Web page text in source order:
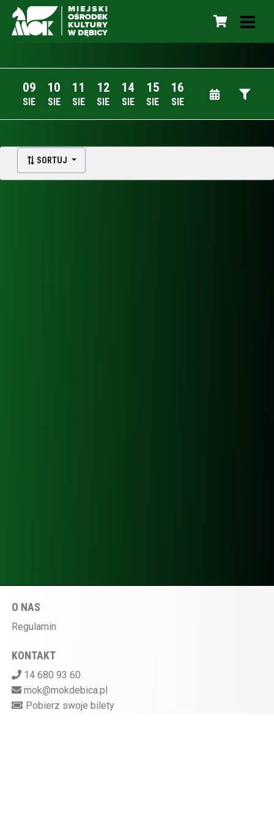
09
SIE
10
SIE
11
SIE
12
SIE
14
SIE
15
SIE
16
SIE
SORTUJ
O NAS
Regulamin
KONTAKT
14 680 93 60
mok@mokdebica.pl
Pobierz swoje bilety